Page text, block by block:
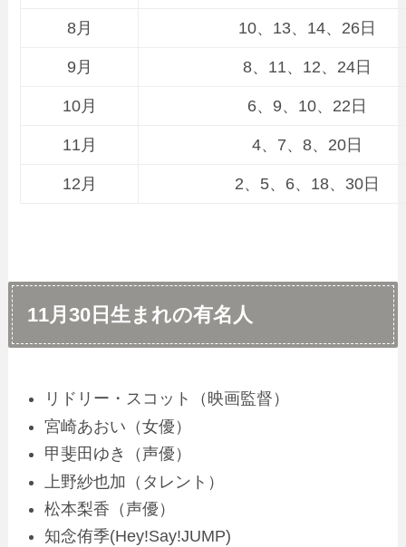
8月 10、13、14、26日
9月 8、11、12、24日
10月 6、9、10、22日
11月 4、7、8、20日
12月 2、5、6、18、30日
11月30日生まれの有名人
リドリー・スコット（映画監督）
宮崎あおい（女優）
甲斐田ゆき（声優）
上野紗也加（タレント）
松本梨香（声優）
知念侑季(Hey!Say!JUMP)